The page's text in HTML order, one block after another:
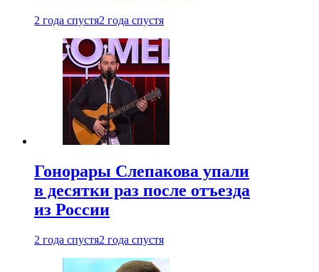
2 года спустя2 года спустя
Гонорары Слепакова упали
в десятки раз после отъезда
из России
2 года спустя2 года спустя